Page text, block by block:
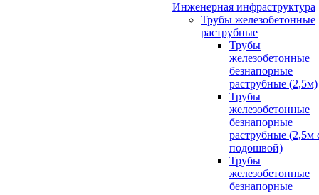
Инженерная инфраструктура
Трубы железобетонные
раструбные
Трубы
железобетонные
безнапорные
раструбные (2,5м)
Трубы
железобетонные
безнапорные
раструбные (2,5м
подошвой)
Трубы
железобетонные
безнапорные